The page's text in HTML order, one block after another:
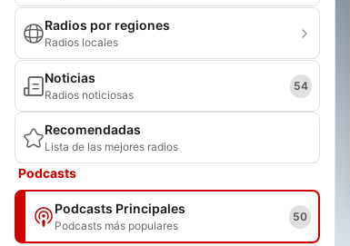
Radios por regiones
Radios locales
Noticias
Radios noticiosas
54
Recomendadas
Lista de las mejores radios
Podcasts
Podcasts Principales
Podcasts más populares
50